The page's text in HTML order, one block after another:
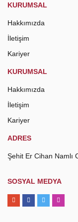
KURUMSAL
Hakkımızda
İletişim
Kariyer
KURUMSAL
Hakkımızda
İletişim
Kariyer
ADRES
Şehit Er Cihan Namlı
SOSYAL MEDYA